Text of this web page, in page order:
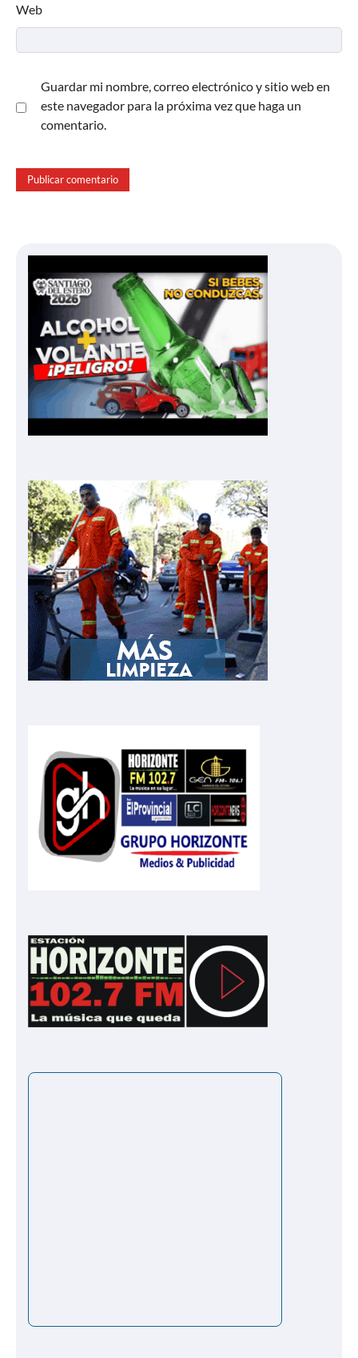
Web
Guardar mi nombre, correo electrónico y sitio web en
este navegador para la próxima vez que haga un
comentario.